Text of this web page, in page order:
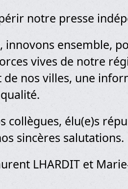
notre presse
innovons ensemble,
vives de notre
nos villes, une
collègues, élu(e)s
sincères salutations.
LHARDIT et